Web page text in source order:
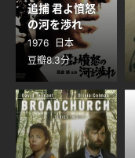
追捕 君よ憤怒
の河を渉れ
1976
日本
豆瓣8.3分